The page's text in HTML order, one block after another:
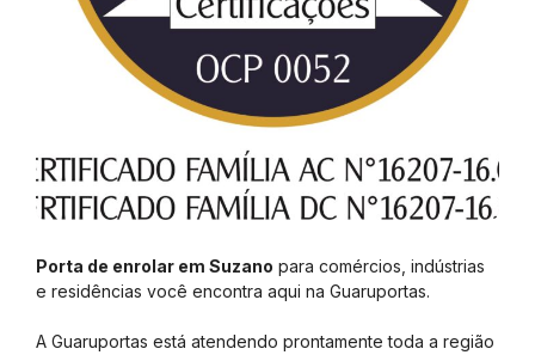
Porta de enrolar em Suzano para comércios, indústrias
e residências você encontra aqui na Guaruportas.
A Guaruportas está atendendo prontamente toda a região